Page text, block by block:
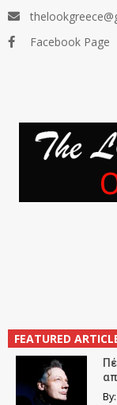
Facebook Page
FEATURED
By: